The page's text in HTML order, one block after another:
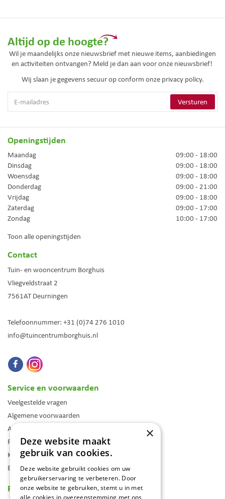
Altijd op de hoogte?
Wil je maandelijks onze nieuwsbrief met nieuwe items, aanbiedingen
en activiteiten ontvangen? Meld je dan aan voor onze nieuwsbrief!
Wij slaan je gegevens secuur op conform onze privacy policy.
Openingstijden
Maandag
09:00 - 18:00
Dinsdag
09:00 - 18:00
Woensdag
09:00 - 18:00
Donderdag
09:00 - 21:00
Vrijdag
09:00 - 18:00
Zaterdag
09:00 - 17:00
Zondag
10:00 - 17:00
Toon alle openingstijden
Contact
Tuin- en wooncentrum Borghuis
Vliegveldstraat 2
7561AT Deurningen
Telefoonnummer: +31 (0)74 276 1010
info@tuincentrumborghuis.nl
Service en voorwaarden
Veelgestelde vragen
Algemene voorwaarden
Assortiment
Folder
Klantenkaart
Blog
Reviews
×
Deze website maakt
gebruik van cookies.
Deze website gebruikt cookies om uw
gebruikerservaring te verbeteren. Door
onze website te gebruiken, stemt u in met
alle cookies in overeenstemming met ons